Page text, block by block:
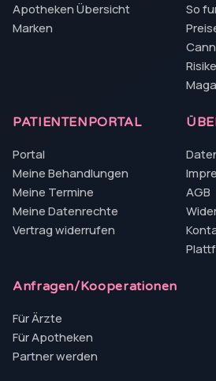
Apotheken Übersicht
Marken
So
PATIENTENPORTAL
Portal
Meine Behandlungen
Meine Termine
Meine Datenrechte
Vertrag widerrufen
AGB
Anfragen/Kooperationen
Für Ärzte
Für Apotheken
Partner werden